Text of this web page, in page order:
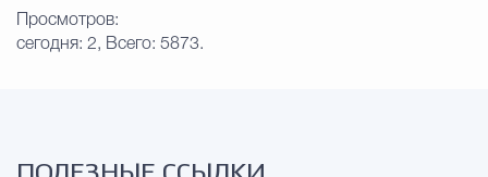
Просмотров:
сегодня: 2, Всего: 5873.